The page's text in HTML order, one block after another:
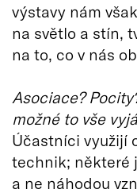
výstavy nám
na světlo a stín,
na to, co v nás
Asociace?
možné to vše
Účastníci využijí
technik; některé
a ne náhodou